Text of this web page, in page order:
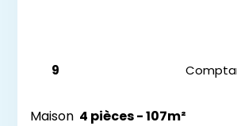
9
Maison 4 pièces - 107m²